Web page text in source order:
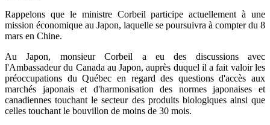
Rappelons que le ministre Corbeil participe actuellement à une
mission économique au Japon, laquelle se poursuivra à compter du 8
mars en Chine.
Au Japon, monsieur Corbeil a eu des discussions avec
l'Ambassadeur du Canada au Japon, auprès duquel il a fait valoir les
préoccupations du Québec en regard des questions d'accès aux
marchés japonais et d'harmonisation des normes japonaises et
canadiennes touchant le secteur des produits biologiques ainsi que
celles touchant le bouvillon de moins de 30 mois.